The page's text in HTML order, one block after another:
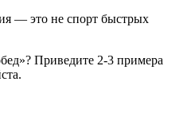
― это не спорт быстрых
Приведите 2-3 примера